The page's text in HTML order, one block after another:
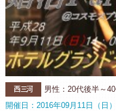
西三河
男性：20代後半～
開催日：2016年09月11日（日